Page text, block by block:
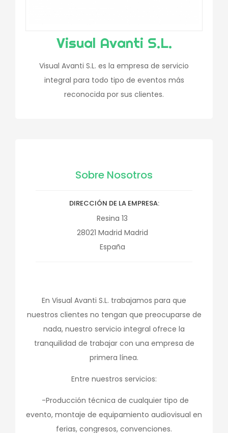
Visual Avanti S.L.
Visual Avanti S.L. es la empresa de servicio
integral para todo tipo de eventos más
reconocida por sus clientes.
Sobre Nosotros
DIRECCIÓN DE LA EMPRESA
Resina 13
28021 Madrid Madrid
España
En Visual Avanti S.L. trabajamos para que
nuestros clientes no tengan que preocuparse de
nada, nuestro servicio integral ofrece la
tranquilidad de trabajar con una empresa de
primera línea.
Entre nuestros servicios:
-Producción técnica de cualquier tipo de
evento, montaje de equipamiento audiovisual en
ferias, congresos, convenciones.